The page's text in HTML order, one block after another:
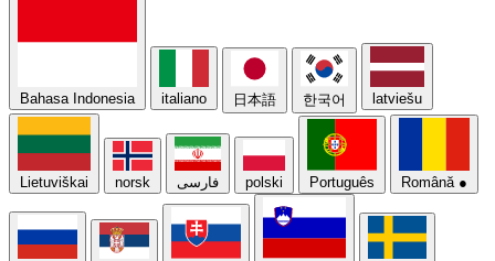
Bahasa Indonesia italiano 日本語 한국어 latviešu
Lietuviškai norsk فارسی polski Português Română ●